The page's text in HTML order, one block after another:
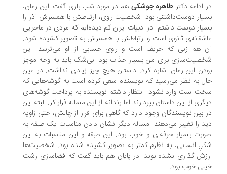
ادامه دکترطاهره جوشکیهم در مورد شب بازی گفت: این رمان،
دوست‌داشتنی بود. شخصیت راوی، ارتباطش با همسرش آذر را
دوست داشتم. در ادبیات ایران کم دیده‌ایم که مردی در ماجرایی
ثانوی است و ارتباطش با همسرش به تصویر کشیده شود.
هم زنی که حریف است و راوی حسابی از او می‌ترسد. این
برای من بسیار جذاب بود. بی‌شک باید به وجه موجز
این رمان اشاره کرد. داستان هیچ چیز زیادی نداشت. در عین
به نظر می‌رسید که نویسنده سعی کرده است به گوشه‌هایی که
است وارد نشود. انتظار داشتم نویسنده به پرداخت گوشه‌های
از این داستان بپردازند اما رندانه از این مساله فرار کر. البته این
بین نویسندگان وجود دارد که گاهی برای فرار از چالش، حتی زاویه
را تغییر می‌دهند. مساله دیگر نشان دادن مناسبات یک طبقه به
بسیار حرفه‌ای و خوب بود. این طبقه و این مناسبات به این
انسانی، به نظرم کمتر به تصویر کشیده شده بود. شخصیت‌ها
گذاری نشده بوند. در پایان هم باید گفت که فضاسازی رشت
خوب بود.